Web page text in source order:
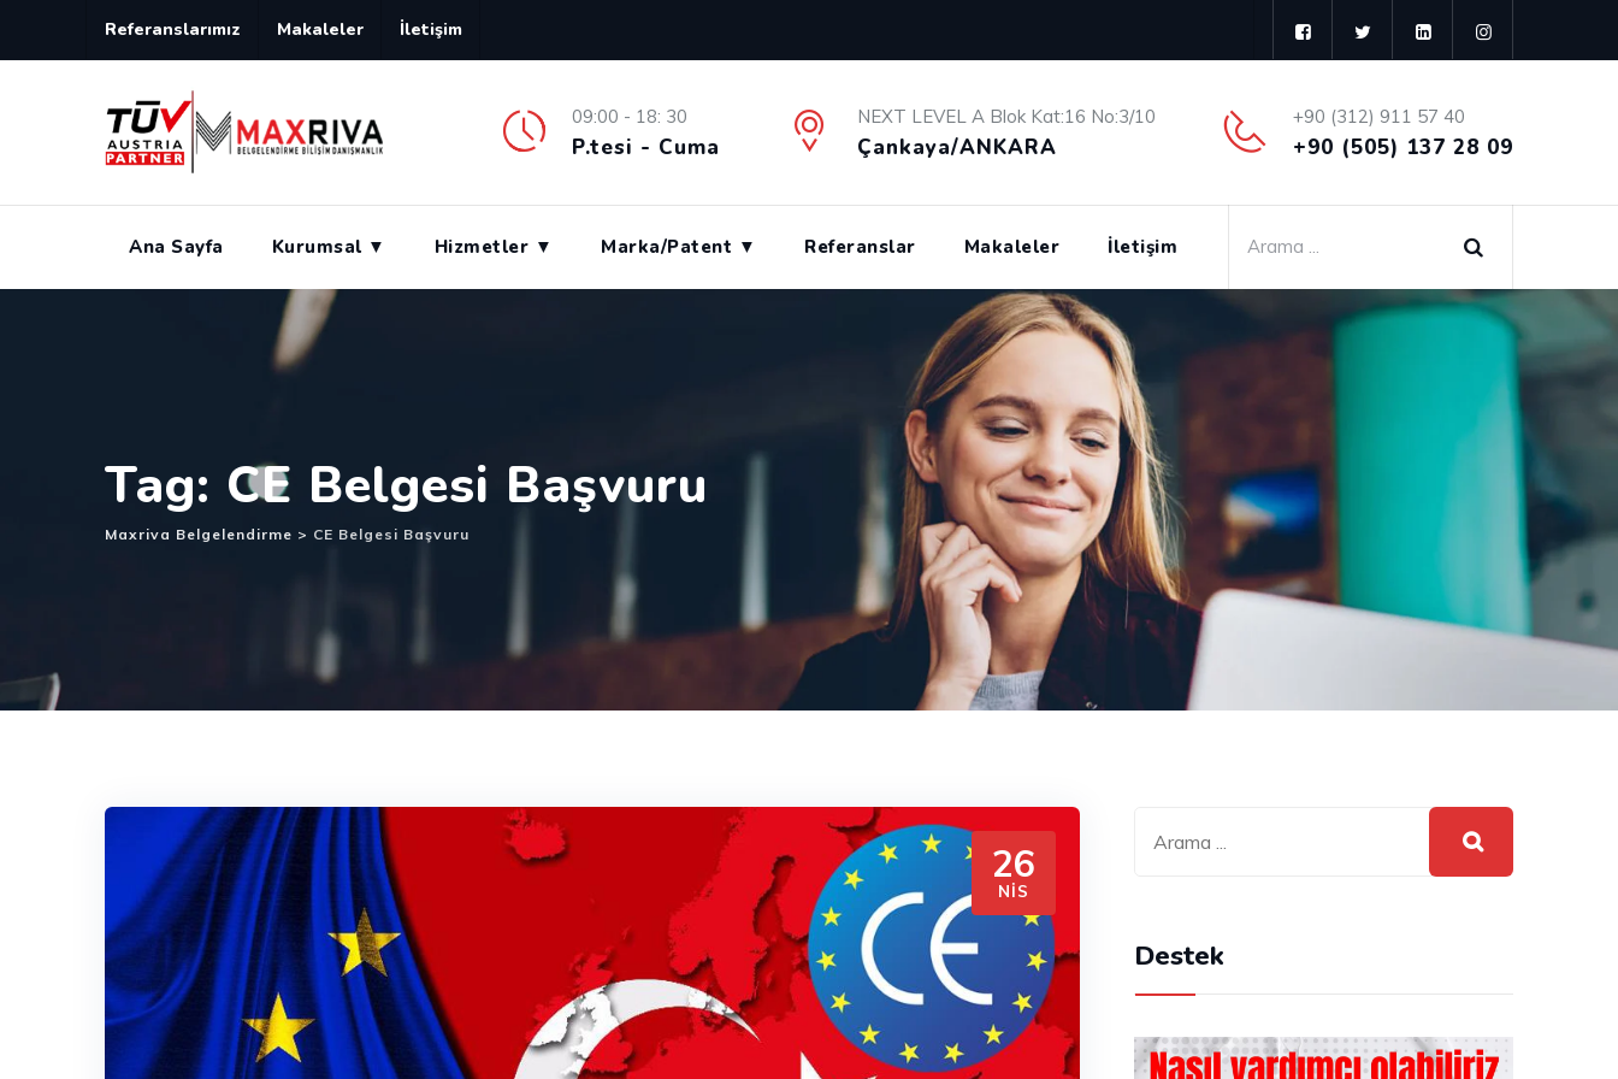
Referanslarımız Makaleler İletişim
09:00 - 18: 30
P.tesi - Cuma
NEXT LEVEL A Blok Kat:16 No:3/10
Çankaya/ANKARA
+90 (312) 911 57 40
+90 (505) 137 28 09
Ana Sayfa Kurumsal ▼ Hizmetler ▼ Marka/Patent ▼ Referanslar Makaleler İletişim
Tag: CE Belgesi Başvuru
Maxriva Belgelendirme > CE Belgesi Başvuru
26
NIS
Destek